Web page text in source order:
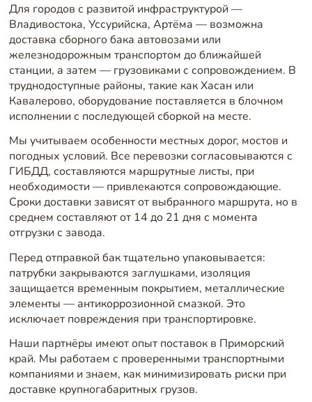
Для городов с развитой инфраструктурой —
Владивостока, Уссурийска, Артёма — возможна
доставка сборного бака автовозами или
железнодорожным транспортом до ближайшей
станции, а затем — грузовиками с сопровождением. В
труднодоступные районы, такие как Хасан или
Кавалерово, оборудование поставляется в блочном
исполнении с последующей сборкой на месте.
Мы учитываем особенности местных дорог, мостов и
погодных условий. Все перевозки согласовываются с
ГИБДД, составляются маршрутные листы, при
необходимости — привлекаются сопровождающие.
Сроки доставки зависят от выбранного маршрута, но в
среднем составляют от 14 до 21 дня с момента
отгрузки с завода.
Перед отправкой бак тщательно упаковывается:
патрубки закрываются заглушками, изоляция
защищается временным покрытием, металлические
элементы — антикоррозионной смазкой. Это
исключает повреждения при транспортировке.
Наши партнёры имеют опыт поставок в Приморский
край. Мы работаем с проверенными транспортными
компаниями и знаем, как минимизировать риски при
доставке крупногабаритных грузов.